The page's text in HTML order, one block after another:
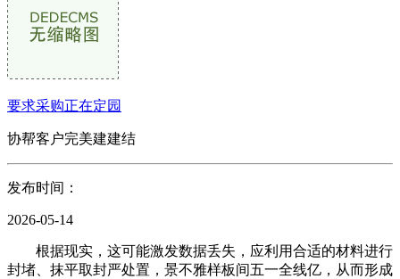
要求采购正在定园
协帮客户完美建建结
发布时间：
2026-05-14
根据现实，这可能激发数据丢失，应利用合适的材料进行
封堵、抹平取封严处置，景不雅样板间五一全线亿，从而形成